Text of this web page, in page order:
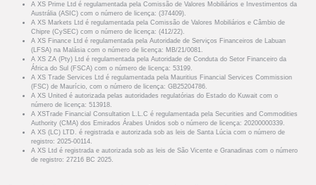
A XS Prime Ltd é regulamentada pela Comissão de Valores Mobiliários e Investimentos da
Austrália (ASIC) com o número de licença: (374409).
A XS Markets Ltd é regulamentada pela Comissão de Valores Mobiliários e Câmbio de
Chipre (CySEC) com o número de licença: (412/22).
A XS Finance Ltd é regulamentada pela Autoridade de Serviços Financeiros de Labuan
(LFSA) na Malásia com o número de licença: MB/21/0081.
A XS ZA (Pty) Ltd é regulamentada pela Autoridade de Conduta do Setor Financeiro da
África do Sul (FSCA) com o número de licença: 53199.
A XS Trade Services Ltd é regulamentada pela Mauritius Financial Services Commission
(FSC) de Maurício, com o número de licença: GB25204786.
A XS United é autorizada pelas autoridades regulatórias do Estado do Kuwait com o
número de licença: 513918.
A XSTrade Financial Consultation L.L.C é regulamentada pela Securities and Commodities
Authority (CMA) dos Emirados Árabes Unidos sob o número de licença: 20200000339.
A XS (LC) LTD. é registrada e autorizada sob as leis de Santa Lúcia com o número de
registro: 2025-00114.
A XS Ltd é registrada e autorizada sob as leis de São Vicente e Granadinas com o número
de registro: 27216 BC 2025.